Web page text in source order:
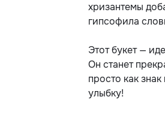
хризантемы
гипсофила
Этот букет —
Он станет
просто как
улыбку!